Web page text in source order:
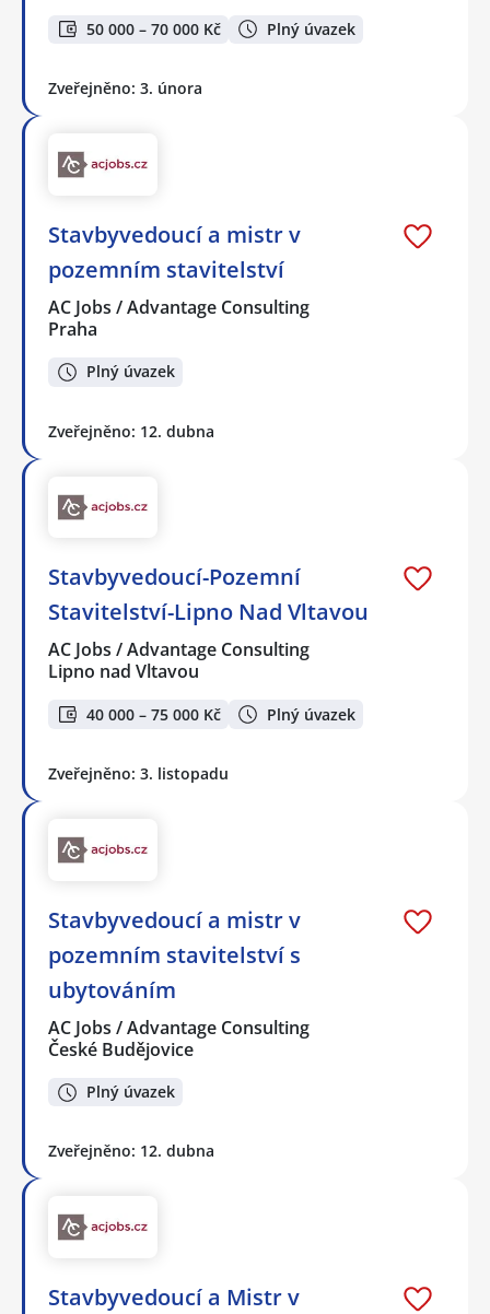
50 000 – 70 000 Kč Plný úvazek
Zveřejněno: 3. února
Stavbyvedoucí a mistr v
pozemním stavitelství
AC Jobs / Advantage Consulting
Praha
Plný úvazek
Zveřejněno: 12. dubna
Stavbyvedoucí-Pozemní
Stavitelství-Lipno Nad Vltavou
AC Jobs / Advantage Consulting
Lipno nad Vltavou
40 000 – 75 000 Kč Plný úvazek
Zveřejněno: 3. listopadu
Stavbyvedoucí a mistr v
pozemním stavitelství s
ubytováním
AC Jobs / Advantage Consulting
České Budějovice
Plný úvazek
Zveřejněno: 12. dubna
Stavbyvedoucí a Mistr v